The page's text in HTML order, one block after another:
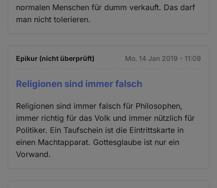
normalen Menschen für dumm verkauft. Das darf
man nicht tolerieren.
Epikur (nicht überprüft) Mo. 14 Jan 2019 - 11:09
Religionen sind immer falsch
Religionen sind immer falsch für Philosophen,
immer richtig für das Volk und immer nützlich für
Politiker. Ein Taufschein ist die Eintrittskarte in
einen Machtapparat. Gottesglaube ist nur ein
Vorwand.